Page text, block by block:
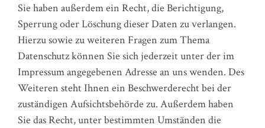
Sie haben außerdem ein Recht, die Berichtigung,
Sperrung oder Löschung dieser Daten zu verlangen.
Hierzu sowie zu weiteren Fragen zum Thema
Datenschutz können Sie sich jederzeit unter der im
Impressum angegebenen Adresse an uns wenden. Des
Weiteren steht Ihnen ein Beschwerderecht bei der
zuständigen Aufsichtsbehörde zu. Außerdem haben
Sie das Recht, unter bestimmten Umständen die